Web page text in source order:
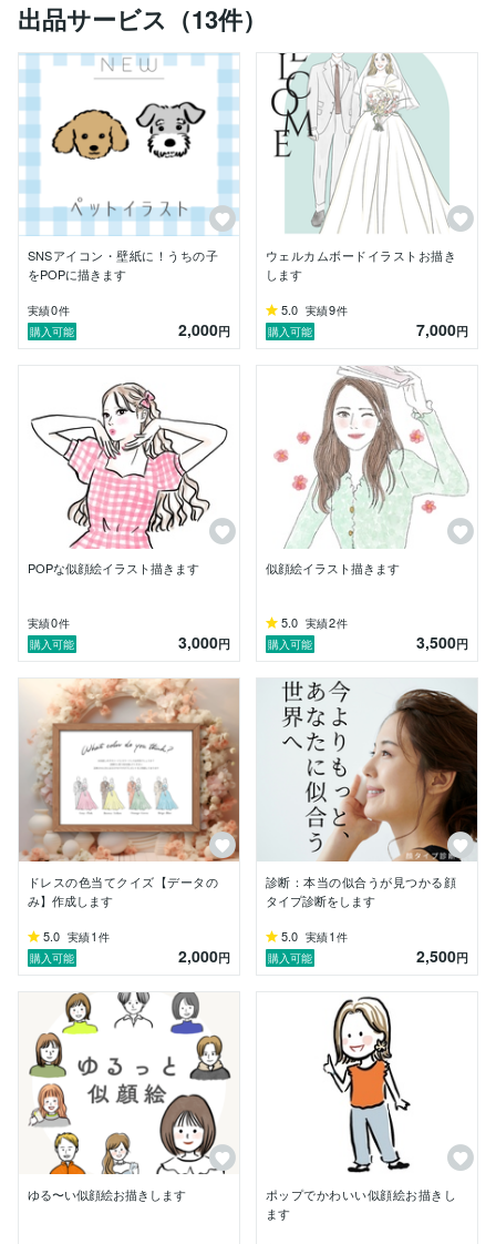
■ WEBデザイン歴 10年
・デザイン業務を中心に担当
・バナー／SNS画像／LPデザインなど幅広く対応
■ 顔タイプ診断資格保有
・多数の診断実績あり
・「似合う」視点からデザイン・イラストのご提案が可
＼ シンプルだけど、ちゃんと温かい。そんなデザイン
が得意です ／
出品サービス（13件）
SNSアイコン・壁紙に！うちの子
をPOPに描きます
実績0件
購入可能
2,000円
ウェルカムボードイラストお描き
します
5.0 実績9件
購入可能
7,000円
POPな似顔絵イラスト描きます
実績0件
購入可能
3,000円
似顔絵イラスト描きます
5.0 実績2件
購入可能
3,500円
ドレスの色当てクイズ【データの
み】作成します
5.0 実績1 件
購入可能
2,000円
診断：本当の似合うが見つかる顔
タイプ診断をします
5.0 実績1 件
購入可能
2,500円
ゆる〜い似顔絵お描きします
ポップでかわいい似顔絵お描きし
ます